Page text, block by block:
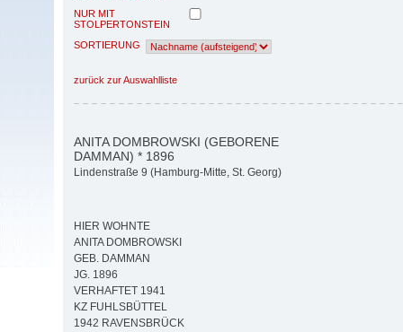
NUR MIT
STOLPERTONSTEIN
SORTIERUNG
zurück zur Auswahlliste
ANITA DOMBROWSKI (GEBORENE
DAMMAN) * 1896
Lindenstraße 9 (Hamburg-Mitte, St. Georg)
HIER WOHNTE
ANITA DOMBROWSKI
GEB. DAMMAN
JG. 1896
VERHAFTET 1941
KZ FUHLSBÜTTEL
1942 RAVENSBRÜCK